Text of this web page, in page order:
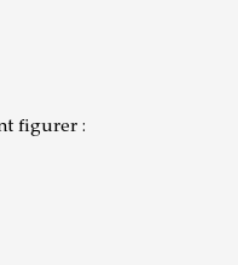
figurer :